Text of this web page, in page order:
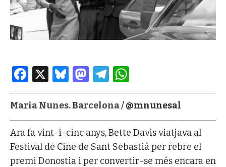
Facebook
X Bluesky
Mastodon
Telegram
Maria Nunes. Barcelona /@mnunesal
Ara fa vint-i-cinc anys, Bette Davis viatjava al
Festival de Cine de Sant Sebastià per rebre el
premi Donostia i per convertir-se més encara en